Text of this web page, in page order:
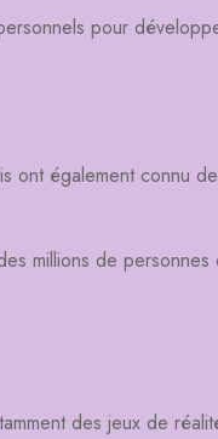
pour
également connu
millions de personnes
des jeux de